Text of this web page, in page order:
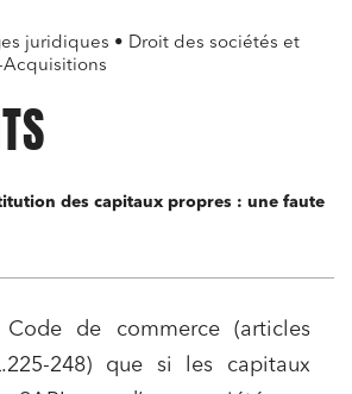
juridiques • Droit des sociétés et
Acquisitions
des capitaux propres : une faute
de commerce (articles
248) que si les capitaux